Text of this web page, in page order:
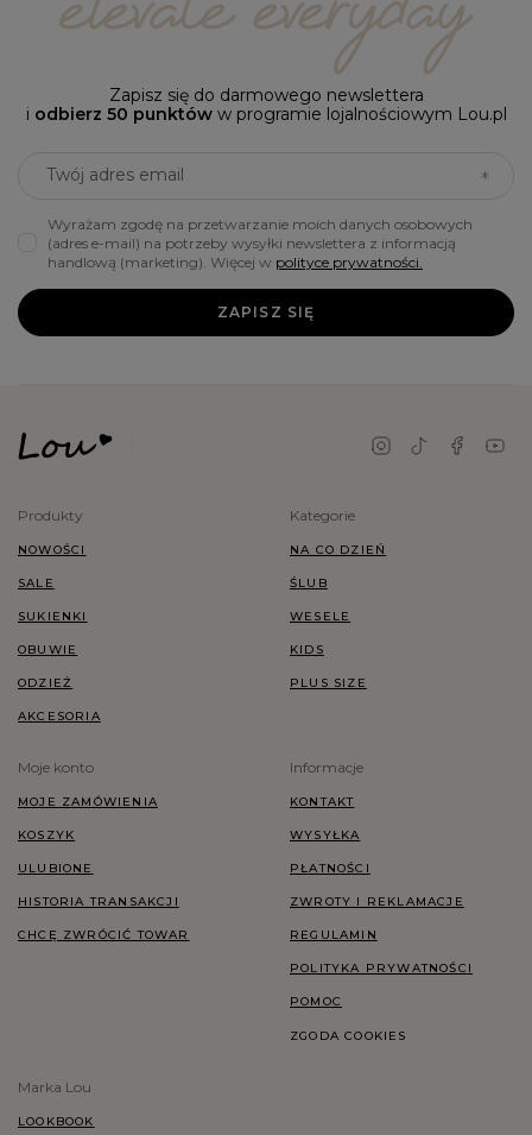
Zapisz się do darmowego newslettera
i odbierz 50 punktóww programie lojalnościowym Lou.pl
Twój adres email
Wyrażam zgodę na przetwarzanie moich danych osobowych
(adres e-mail) na potrzeby wysyłki newslettera z informacją
handlową (marketing). Więcej w polityce prywatności.
ZAPISZ SIĘ
Produkty
NOWOŚCI
SALE
SUKIENKI
OBUWIE
ODZIEŻ
AKCESORIA
Kategorie
NA CO DZIEŃ
ŚLUB
WESELE
KIDS
PLUS SIZE
Moje konto
MOJE ZAMÓWIENIA
KOSZYK
ULUBIONE
HISTORIA TRANSAKCJI
CHCĘ ZWRÓCIĆ TOWAR
Informacje
KONTAKT
WYSYŁKA
PŁATNOŚCI
ZWROTY I REKLAMACJE
REGULAMIN
POLITYKA PRYWATNOŚCI
POMOC
ZGODA COOKIES
Marka Lou
LOOKBOOK